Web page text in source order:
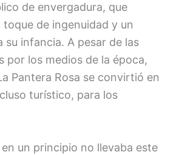
de envergadura, que
de ingenuidad y un
su infancia. A pesar de las
por los medios de la época,
Pantera Rosa se convirtió en
turístico, para los
un principio no llevaba este